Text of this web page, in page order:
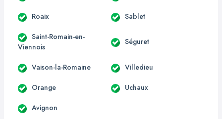
Roaix Sablet
Saint-Romain-en-
Viennois
Séguret
Vaison-la-Romaine Villedieu
Orange Uchaux
Avignon